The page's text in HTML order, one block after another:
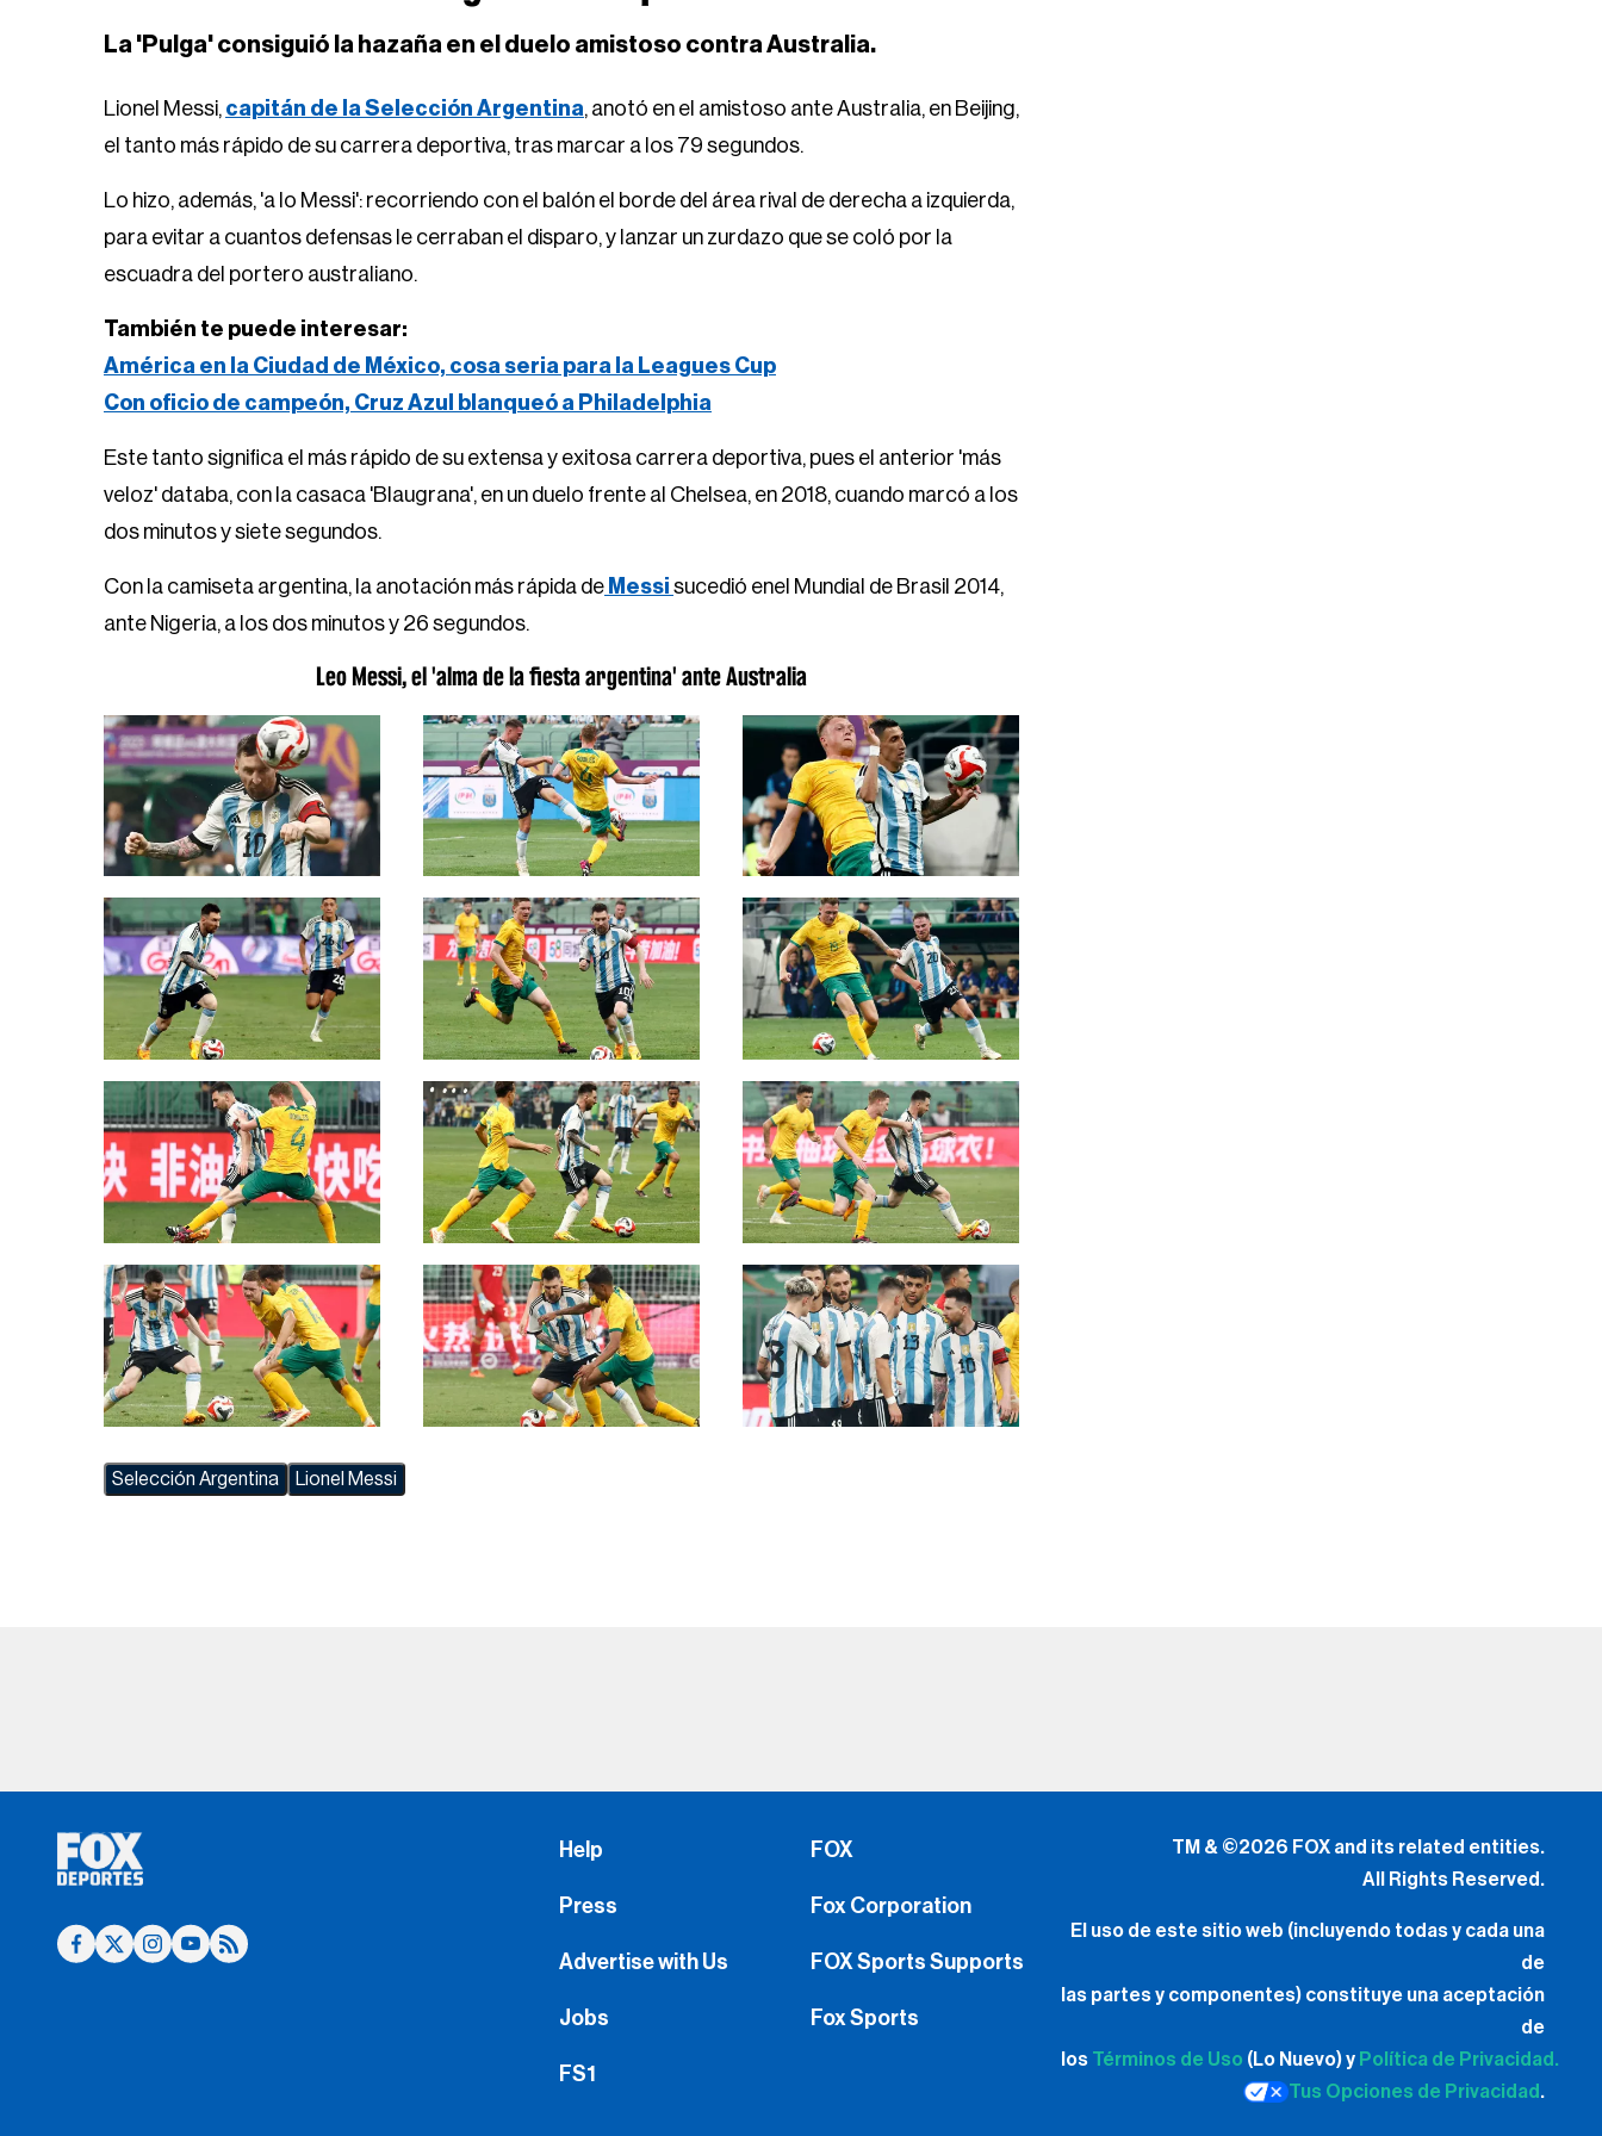
La 'Pulga' consiguió la hazaña en el duelo amistoso contra Australia.
Lionel Messi, capitán de la Selección Argentina, anotó en el amistoso ante Australia, en Beijing,
el tanto más rápido de su carrera deportiva, tras marcar a los 79 segundos.
Lo hizo, además, 'a lo Messi': recorriendo con el balón el borde del área rival de derecha a izquierda,
para evitar a cuantos defensas le cerraban el disparo, y lanzar un zurdazo que se coló por la
escuadra del portero australiano.
También te puede interesar:
América en la Ciudad de México, cosa seria para la Leagues Cup
Con oficio de campeón, Cruz Azul blanqueó a Philadelphia
Este tanto significa el más rápido de su extensa y exitosa carrera deportiva, pues el anterior 'más
veloz' databa, con la casaca 'Blaugrana', en un duelo frente al Chelsea, en 2018, cuando marcó a los
dos minutos y siete segundos.
Con la camiseta argentina, la anotación más rápida de Messi sucedió enel Mundial de Brasil 2014,
ante Nigeria, a los dos minutos y 26 segundos.
Leo Messi, el 'alma de la fiesta argentina' ante Australia
Selección Argentina Lionel Messi
Help
Press
Advertise with Us
Jobs
FS1
FOX
Fox Corporation
FOX Sports Supports
Fox Sports
TM & ©2026 FOX and its related entities.
All Rights Reserved.
El uso de este sitio web (incluyendo todas y cada una
de
las partes y componentes) constituye una aceptación
de
los Términos de Uso (Lo Nuevo) y Política de Privacidad.
Tus Opciones de Privacidad .